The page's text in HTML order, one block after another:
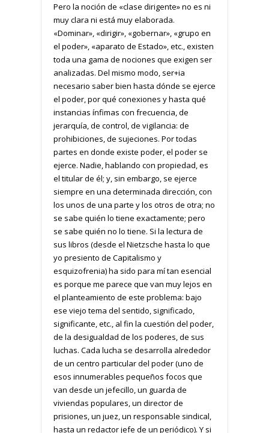
Pero la noción de «clase dirigente» no es ni
muy clara ni está muy elaborada.
«Dominar», «dirigir», «gobernar», «grupo en
el poder», «aparato de Estado», etc., existen
toda una gama de nociones que exigen ser
analizadas. Del mismo modo, ser+ia
necesario saber bien hasta dónde se ejerce
el poder, por qué conexiones y hasta qué
instancias ínfimas con frecuencia, de
jerarquía, de control, de vigilancia: de
prohibiciones, de sujeciones. Por todas
partes en donde existe poder, el poder se
ejerce. Nadie, hablando con propiedad, es
el titular de él; y, sin embargo, se ejerce
siempre en una determinada dirección, con
los unos de una parte y los otros de otra; no
se sabe quién lo tiene exactamente; pero
se sabe quién no lo tiene. Si la lectura de
sus libros (desde el Nietzsche hasta lo que
yo presiento de Capitalismo y
esquizofrenia) ha sido para mí tan esencial
es porque me parece que van muy lejos en
el planteamiento de este problema: bajo
ese viejo tema del sentido, significado,
significante, etc., al fin la cuestión del poder,
de la desigualdad de los poderes, de sus
luchas. Cada lucha se desarrolla alrededor
de un centro particular del poder (uno de
esos innumerables pequeños focos que
van desde un jefecillo, un guarda de
viviendas populares, un director de
prisiones, un juez, un responsable sindical,
hasta un redactor jefe de un periódico). Y si